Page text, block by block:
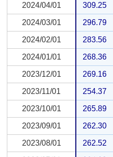
2024/04/01 309.25
2024/03/01 296.79
2024/02/01 283.56
2024/01/01 268.36
2023/12/01 269.16
2023/11/01 254.37
2023/10/01 265.89
2023/09/01 262.30
2023/08/01 262.52
2024/04/01
2024/03/01
2024/02/01
2024/01/01
2023/12/01
2023/11/01
2023/10/01
2023/09/01
2023/08/01